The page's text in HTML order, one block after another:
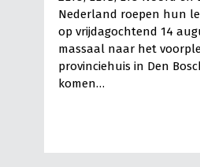
Nederland roepen hun
op vrijdagochtend 14
massaal naar het
provinciehuis in Den
komen…